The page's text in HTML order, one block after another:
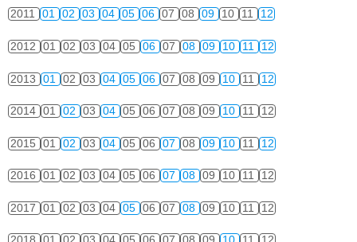
2011 01 02 03 04 05 06 07 08 09 10 11 12
2012 01 02 03 04 05 06 07 08 09 10 11 12
2013 01 02 03 04 05 06 07 08 09 10 11 12
2014 01 02 03 04 05 06 07 08 09 10 11 12
2015 01 02 03 04 05 06 07 08 09 10 11 12
2016 01 02 03 04 05 06 07 08 09 10 11 12
2017 01 02 03 04 05 06 07 08 09 10 11 12